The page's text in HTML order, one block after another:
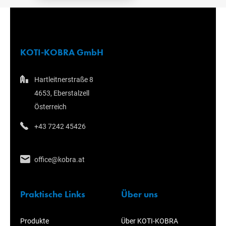
KOTI-KOBRA GmbH
Hartleitnerstraße 8
4653, Eberstalzell
Österreich
+43 7242 45426
office@kobra.at
Praktische Links
Produkte
Über uns
Über KOTI-KOBRA